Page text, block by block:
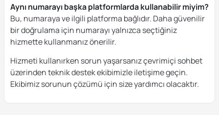
Aynı numarayı başka platformlarda kullanabilir miyim?
Bu, numaraya ve ilgili platforma bağlıdır. Daha güvenilir
bir doğrulama için numarayı yalnızca seçtiğiniz
hizmette kullanmanız önerilir.
Hizmeti kullanırken sorun yaşarsanız çevrimiçi sohbet
üzerinden teknik destek ekibimizle iletişime geçin.
Ekibimiz sorunun çözümü için size yardımcı olacaktır.